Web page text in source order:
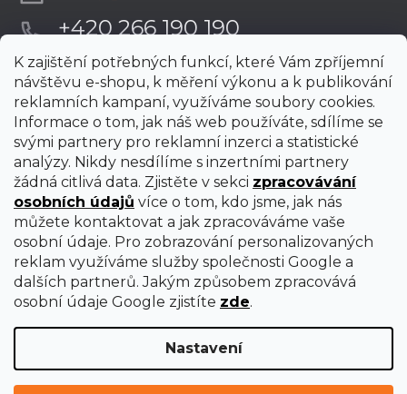
K zajištění potřebných funkcí, které Vám zpříjemní
návštěvu e-shopu, k měření výkonu a k publikování
reklamních kampaní, využíváme soubory cookies.
Informace o tom, jak náš web používáte, sdílíme se
svými partnery pro reklamní inzerci a statistické
analýzy. Nikdy nesdílíme s inzertními partnery
žádná citlivá data. Zjistěte v sekci zpracovávání
osobních údajů více o tom, kdo jsme, jak nás
můžete kontaktovat a jak zpracováváme vaše
osobní údaje. Pro zobrazování personalizovaných
reklam využíváme služby společnosti Google a
dalších partnerů. Jakým způsobem zpracovává
osobní údaje Google zjistíte zde.
Nastavení
+420 266 190 190